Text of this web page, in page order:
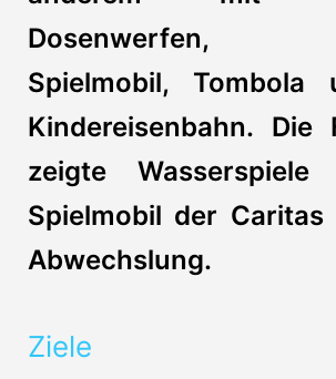
Dosenwerfen,
Spielmobil, Tombola
Kindereisenbahn. Die
zeigte
Spielmobil der
Abwechslung.
Ziele